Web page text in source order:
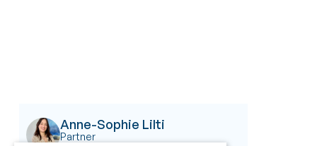
Anne-Sophie Lilti
Partner